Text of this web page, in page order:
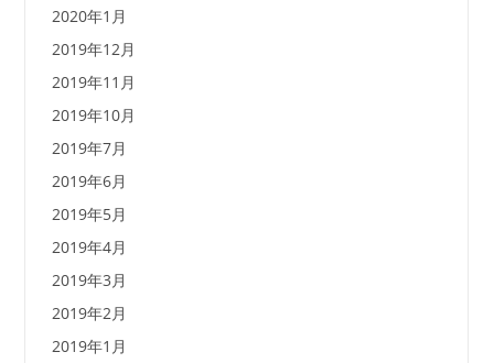
2020年1月
2019年12月
2019年11月
2019年10月
2019年7月
2019年6月
2019年5月
2019年4月
2019年3月
2019年2月
2019年1月